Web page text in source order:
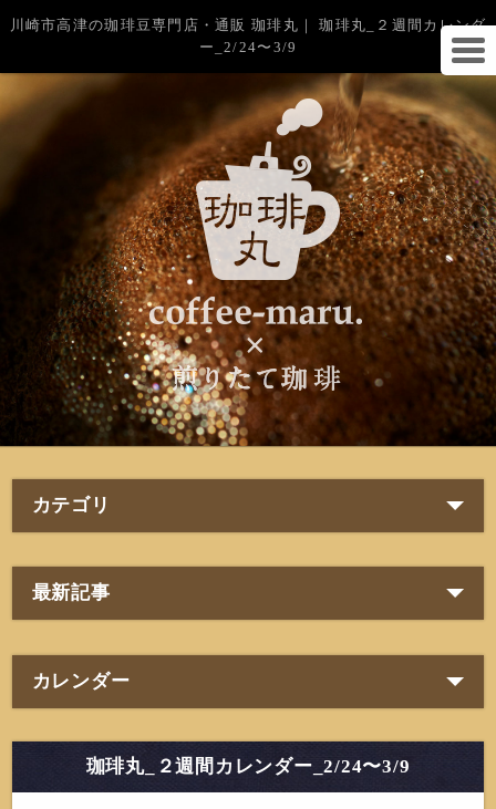
川崎市高津の珈琲豆専門店・通販 珈琲丸｜ 珈琲丸_２週間カレンダ
ー_2/24〜3/9
カテゴリ
最新記事
カレンダー
珈琲丸_２週間カレンダー_2/24〜3/9